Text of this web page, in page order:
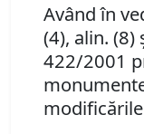
Având în
(4), alin. (8)
422/2001